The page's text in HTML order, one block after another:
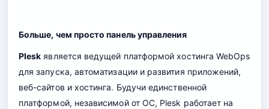
Больше, чем просто панель управления
Plesk является ведущей платформой хостинга WebOps
для запуска, автоматизации и развития приложений,
веб-сайтов и хостинга. Будучи единственной
платформой, независимой от ОС, Plesk работает на